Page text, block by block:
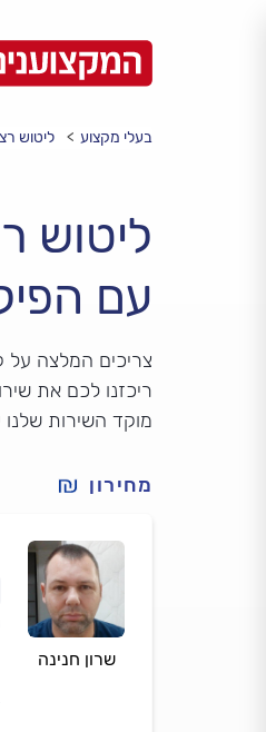
בעלי מקצוע ליטוש
ליטוש
עם
צריכים המלצה על
ריכזנו לכם את
מוקד השירות
מחירון
שרון חנינה